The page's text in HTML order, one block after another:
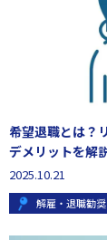
希望退職とは？
デメリットを解
2025.10.21
解雇・退職勧奨